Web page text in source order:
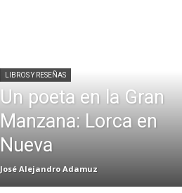
LIBROS Y RESEÑAS
Un poeta en la Gran
Manzana: Lorca en
Nueva
José Alejandro Adamuz